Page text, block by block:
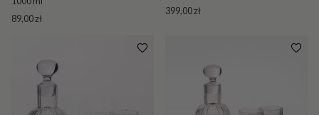
89,00 zł
399,00 zł